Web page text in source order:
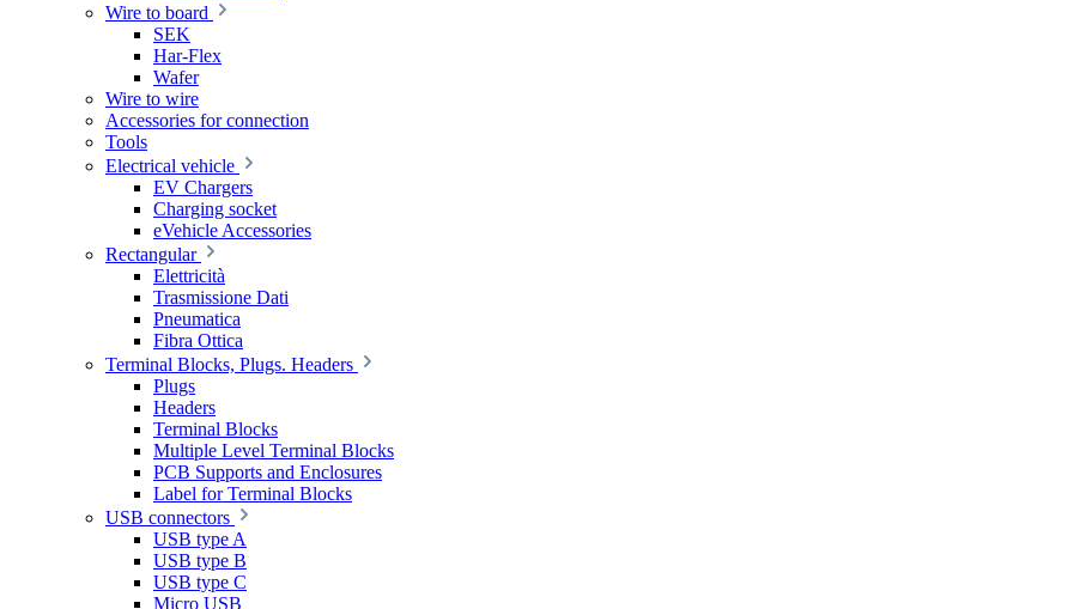
Wire to board
SEK
Har-Flex
Wafer
Wire to wire
Accessories for connection
Tools
Electrical vehicle
EV Chargers
Charging socket
eVehicle Accessories
Rectangular
Elettricità
Trasmissione Dati
Pneumatica
Fibra Ottica
Terminal Blocks, Plugs. Headers
Plugs
Headers
Terminal Blocks
Multiple Level Terminal Blocks
PCB Supports and Enclosures
Label for Terminal Blocks
USB connectors
USB type A
USB type B
USB type C
Micro USB